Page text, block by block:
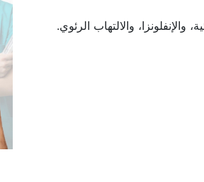
والالتهاب الرئوي.